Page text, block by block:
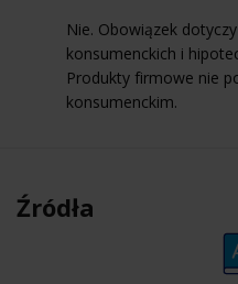
Nie. Obowiązek
konsumenckich i
Produkty firmowe nie
konsumenckim.
Źródła